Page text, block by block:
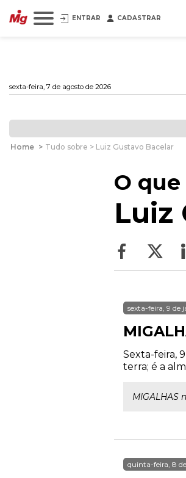
ENTRAR CADASTRAR
sexta-feira, 7 de agosto de 2026
Home > Tudo sobre > Luiz Gustavo Bacelar
O
Luiz
sexta-feira, 9 de
Sexta-feira,
terra; é a
MIGALHAS
quinta-feira, 8